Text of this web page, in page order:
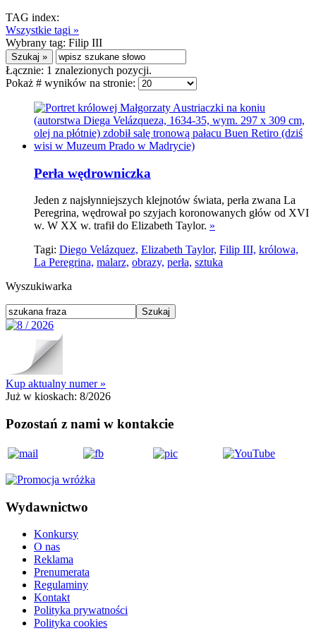
TAG index:
Wszystkie tagi »
Wybrany tag: Filip III
Łącznie: 1 znalezionych pozycji.
Pokaż # wyników na stronie:
Perła wędrowniczka
Jeden z najsłynniejszych klejnotów świata, perła zwana La
Peregrina, wędrował po szyjach koronowanych głów od XVI
w. W XX w. trafił do Elizabeth Taylor. »
Tagi: Diego Velázquez, Elizabeth Taylor, Filip III, królowa,
La Peregrina, malarz, obrazy, perła, sztuka
Wyszukiwarka
Kup aktualny numer »
Już w kioskach: 8/2026
Pozostań z nami w kontakcie
Wydawnictwo
Konkursy
O nas
Reklama
Prenumerata
Regulaminy
Kontakt
Polityka prywatności
Polityka cookies